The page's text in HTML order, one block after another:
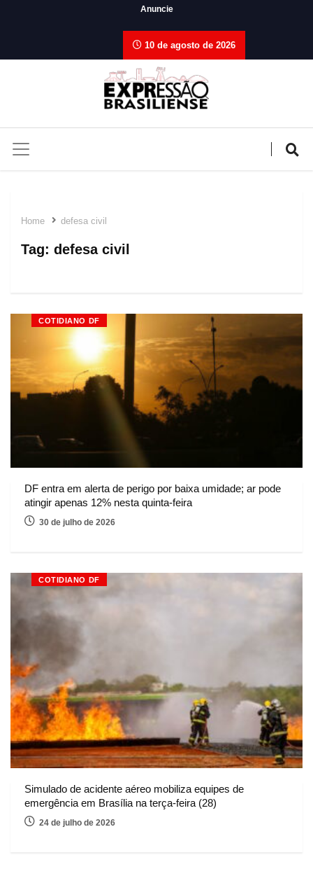
Anuncie
10 de agosto de 2026
Home defesa civil
Tag: defesa civil
COTIDIANO DF
DF entra em alerta de perigo por baixa umidade; ar pode
atingir apenas 12% nesta quinta-feira
30 de julho de 2026
COTIDIANO DF
Simulado de acidente aéreo mobiliza equipes de
emergência em Brasília na terça-feira (28)
24 de julho de 2026